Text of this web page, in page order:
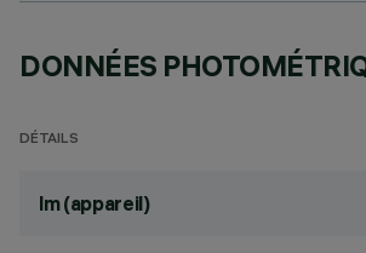
DONNÉES
DÉTAILS
lm (appareil)